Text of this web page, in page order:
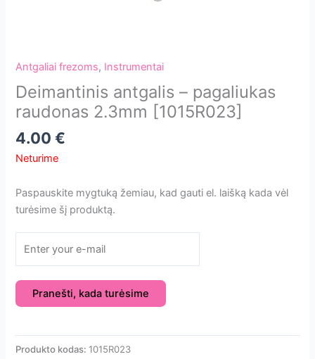
Antgaliai frezoms, Instrumentai
Deimantinis antgalis – pagaliukas
raudonas 2.3mm [1015R023]
4.00€
Neturime
Paspauskite mygtuką žemiau, kad gauti el. laišką kada vėl
turėsime šį produktą.
Pranešti, kada turėsime
Produkto kodas:1015R023